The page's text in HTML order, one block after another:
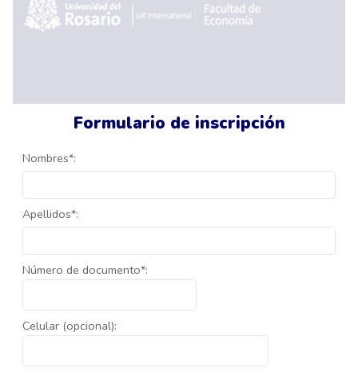
Formulario de inscripción
Nombres*:
Apellidos*:
Número de documento*:
Celular (opcional):